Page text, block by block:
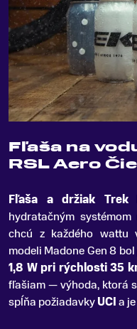
Fľaša na
RSL Aero
Fľaša a držiak Trek
hydratačným
chcú z každého wattu
modeli Madone Gen 8
1,8 W pri rýchlosti 35
fľašiam — výhoda, ktorá
spĺňa požiadavkyUCIa